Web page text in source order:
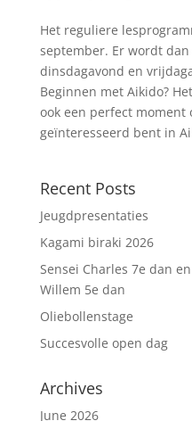
Het reguliere
september. Er wordt
dinsdagavond en
Beginnen met Aikido?
ook een perfect moment
geïnteresseerd bent in
Recent Posts
Jeugdpresentaties
Kagami biraki 2026
Sensei Charles 7e dan
Willem 5e dan
Oliebollenstage
Succesvolle open dag
Archives
June 2026